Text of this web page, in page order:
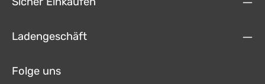
3G/UMTS-Sticks für mobiles Internet • Unterstützung von
Ladengeschäft
Folge uns